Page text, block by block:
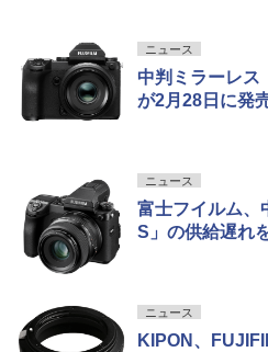
ニュース
中判ミラーレス
が2月28日に発
ニュース
富士フイルム、
S」の供給遅れ
ニュース
KIPON、